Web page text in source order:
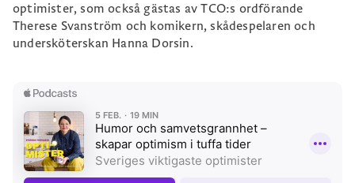
optimister, som också gästas av TCO:s ordförande
Therese Svanström och komikern, skådespelaren och
undersköterskan Hanna Dorsin.